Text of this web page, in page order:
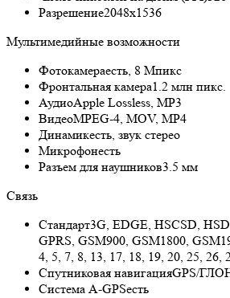
Разрешение2048x1536
Мультимедийные возможности
Фотокамераесть, 8 Мпикс
Фронтальная камера1.2 млн пикс.
АудиоApple Lossless, MP3
ВидеоMPEG-4, MOV, MP4
Динамикесть, звук стерео
Микрофонесть
Разъем для наушников3.5 мм
Связь
Стандарт3G, EDGE, HSCSD,
GPRS, GSM900, GSM1800,
4, 5, 7, 8, 13, 17, 18, 19, 20, 25, 26,
Спутниковая навигацияGPS/
Cистема A-GPSесть